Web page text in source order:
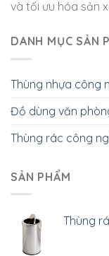
và tối ưu hóa sản
DANH MỤC SẢN
Thùng nhựa công
Đồ dùng văn
Thùng rác công
SẢN PHẨM
Thùng